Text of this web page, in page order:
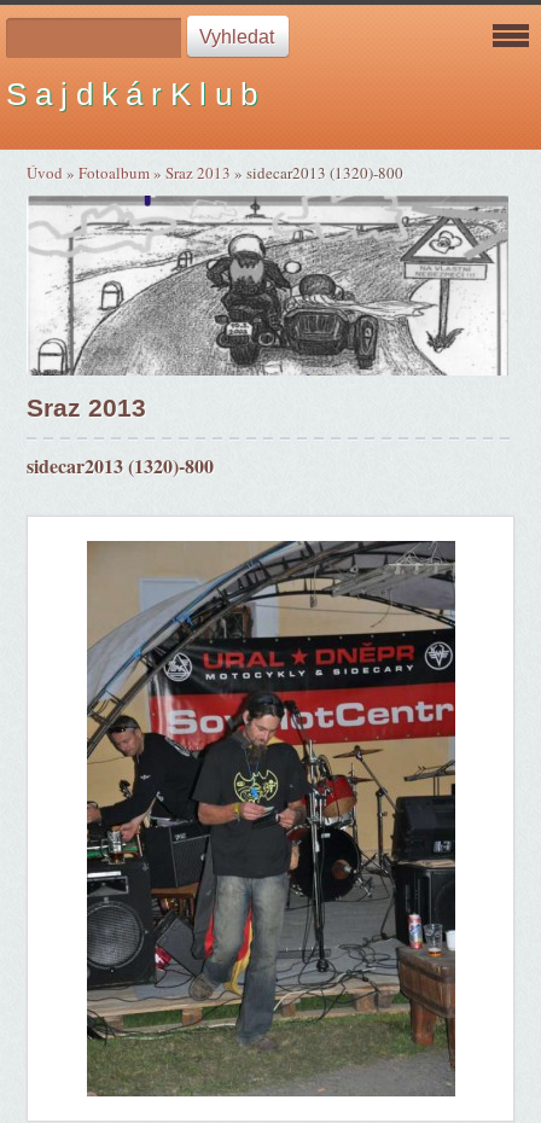
S a j d k á r K l u b
Úvod »Fotoalbum»Sraz 2013 »sidecar2013 (1320)-800
Sraz 2013
sidecar2013 (1320)-800